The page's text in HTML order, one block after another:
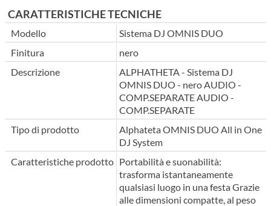
CARATTERISTICHE TECNICHE
Modello
Sistema DJ OMNIS DUO
Finitura
nero
Descrizione
ALPHATHETA - Sistema DJ
OMNIS DUO - nero AUDIO -
COMP.SEPARATE AUDIO -
COMP.SEPARATE
Tipo di prodotto
Alphateta OMNIS DUO All in One
DJ System
Caratteristiche prodotto Portabilità e suonabilità:
trasforma istantaneamente
qualsiasi luogo in una festa Grazie
alle dimensioni compatte, al peso